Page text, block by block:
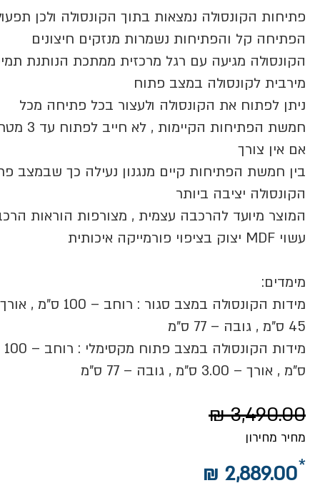
פתיחות הקונסולה נמצאות בתוך הקונסולה ולכן
הפתיחה קל והפתיחות נשמרות מנזקים חיצונים
הקונסולה מגיעה עם רגל מרכזית ממתכת הנותנת
מירבית לקונסולה במצב פתוח
ניתן לפתוח את הקונסולה ולעצור בכל פתיחה מכל
חמשת הפתיחות הקיימות , לא חייב לפתוח עד 3 מטר
אם אין צורך
בין חמשת הפתיחות קיים מנגנון נעילה כך שבמצב
הקונסולה יציבה ביותר
המוצר מיועד להרכבה עצמית , מצורפות הוראות
עשוי MDF יצוק בציפוי פורמייקה איכותית
מימדים:
מידות הקונסולה במצב סגור : רוחב – 100
45 ס”מ , גובה – 77 ס”מ
מידות הקונסולה במצב פתוח מקסימלי : רוחב – 100
ס”מ , אורך – 3.00 ס”מ , גובה – 77 ס”מ
2,889.00 ₪
מחיר מחירון
3,490.00 ₪